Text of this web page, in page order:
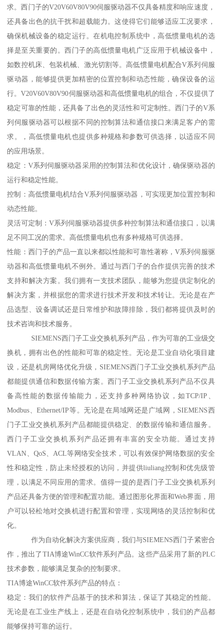
求。西门子的V20V60V80V90伺服驱动器不仅具备精度和响应速度，
还具备出色的抗干扰和超载能力。这使得它们能够适应工况要求，
确保机械设备的稳定运行。在机电控制系统中，高低惯量电机的选
择是至关重要的。西门子的高低惯量电机广泛应用于机械设备中，
如数控机床、包装机械、激光切割等。高低惯量电机配合V系列伺服
驱动器，能够提供更加精密的位置控制和动态性能，确保设备的运
行。V20V60V80V90伺服驱动器和高低惯量电机的组合，不仅提供了
稳定可靠的性能，还具备了出色的灵活性和可定制性。西门子的V系
列伺服驱动器可以根据不同的控制算法和通信接口来满足客户的需
求。，高低惯量电机也提供多种规格和参数可供选择，以适应不同
的应用场景。
稳定：V系列伺服驱动器采用的控制算法和优化设计，确保驱动器的
运行和稳定性能。
控制：高低惯量电机结合V系列伺服驱动器，可实现更加位置控制和
动态性能。
灵活可定制：V系列伺服驱动器提供多种控制算法和通信接口，以满
足不同工况的需求。高低惯量电机也有多种规格可供选择。
性能：西门子的产品一直以来都以性能和可靠性著称，V系列伺服驱
动器和高低惯量电机不例外。通过与西门子的合作提供完善的技术
支持和解决方案。我们拥有一支技术团队，能够为您提供定制化的
解决方案，并根据您的需求进行技术开发和技术转让。无论是在产
品选型、设备调试还是日常维护和故障排除，我们都将提供及时的
技术咨询和技术服务。
SIEMENS西门子工业交换机系列产品，作为可靠的工业级交
换机，拥有出色的性能和可靠的稳定性。无论是工业自动化项目建
设，还是机房网络优化升级，SIEMENS西门子工业交换机系列产品
都能提供通信和数据传输方案。西门子工业交换机系列产品不仅具
备高性能的数据传输能力，还支持多种网络协议，如TCP/IP、
Modbus、Ethernet/IP等。无论是在局域网还是广域网，SIEMENS西
门子工业交换机系列产品都能提供稳定、的数据传输和通信服务。
西门子工业交换机系列产品还拥有丰富的安全功能。通过支持
VLAN、QoS、ACL等网络安全技术，可以有效保护网络数据的安全
性和稳定性，防止未经授权的访问，并提供liuliang控制和优先级管
理，以满足不同应用的需求。值得一提的是西门子工业交换机系列
产品还具备方便的管理和配置功能。通过图形化界面和Web界面，用
户可以轻松地对交换机进行配置和管理，实现网络的灵活控制和优
化。
作为自动化解决方案供应商，我们与SIEMENS西门子紧密合
作，推出了TIA博途WinCC软件系列产品。这些产品采用了新的PLC
技术参数，能够满足复杂的控制要求。
TIA博途WinCC软件系列产品的特点：
稳定：我们的软件产品基于的技术和算法，保证了其稳定的性能。
无论是在工业生产线上，还是在自动化控制系统中，我们的产品都
能够保持可靠的运行。